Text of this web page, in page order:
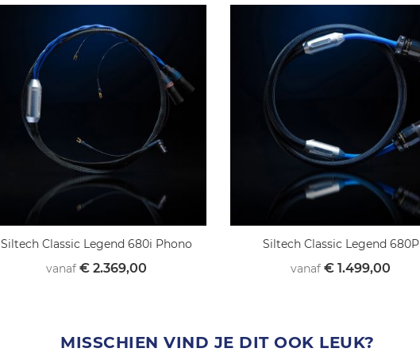
Siltech Classic Legend 680i Phono
vanaf € 2.369,00
Siltech Classic Legend 680P
vanaf € 1.499,00
MISSCHIEN VIND JE DIT OOK LEUK?